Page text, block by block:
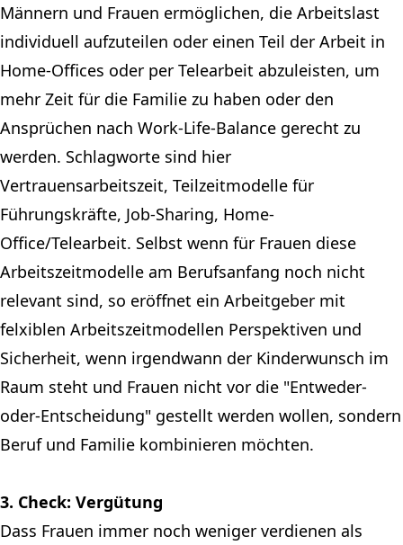
Männern und Frauen ermöglichen, die Arbeitslast
individuell aufzuteilen oder einen Teil der Arbeit in
Home-Offices oder per Telearbeit abzuleisten, um
mehr Zeit für die Familie zu haben oder den
Ansprüchen nach Work-Life-Balance gerecht zu
werden. Schlagworte sind hier
Vertrauensarbeitszeit, Teilzeitmodelle für
Führungskräfte, Job-Sharing, Home-
Office/Telearbeit. Selbst wenn für Frauen diese
Arbeitszeitmodelle am Berufsanfang noch nicht
relevant sind, so eröffnet ein Arbeitgeber mit
felxiblen Arbeitszeitmodellen Perspektiven und
Sicherheit, wenn irgendwann der Kinderwunsch im
Raum steht und Frauen nicht vor die "Entweder-
oder-Entscheidung" gestellt werden wollen, sondern
Beruf und Familie kombinieren möchten.
3. Check: Vergütung
Dass Frauen immer noch weniger verdienen als